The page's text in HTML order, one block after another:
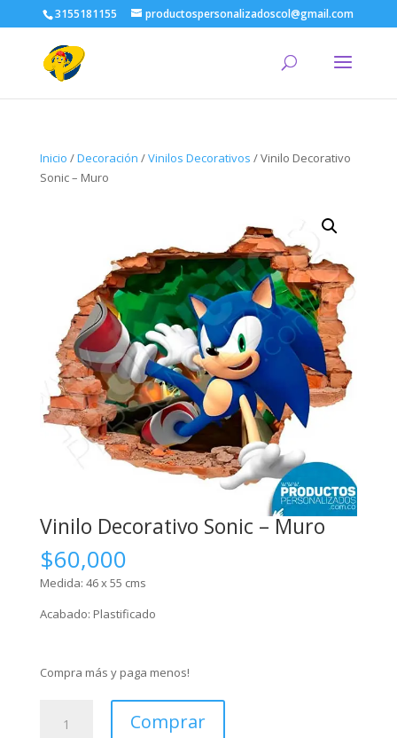
3155181155 productospersonalizadoscol@gmail.com
Inicio /Decoración /Vinilos Decorativos / Vinilo Decorativo
Sonic – Muro
Vinilo Decorativo Sonic – Muro
$60,000
Medida: 46 x 55 cms
Acabado: Plastificado
Compra más y paga menos!
Decorativo
Comprar